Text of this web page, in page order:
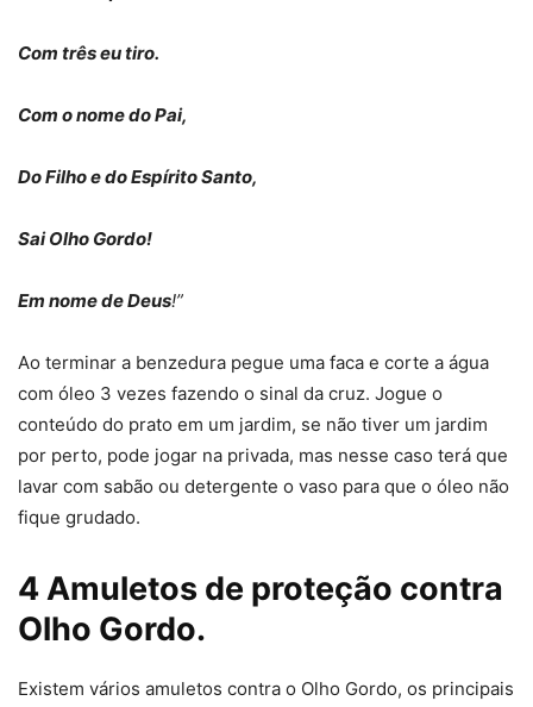
Com três eu tiro.
Com o nome do Pai,
Do Filho e do Espírito Santo,
Sai Olho Gordo!
Em nome de Deus!”
Ao terminar a benzedura pegue uma faca e corte a água
com óleo 3 vezes fazendo o sinal da cruz. Jogue o
conteúdo do prato em um jardim, se não tiver um jardim
por perto, pode jogar na privada, mas nesse caso terá que
lavar com sabão ou detergente o vaso para que o óleo não
fique grudado.
4 Amuletos de proteção contra
Olho Gordo.
Existem vários amuletos contra o Olho Gordo, os principais